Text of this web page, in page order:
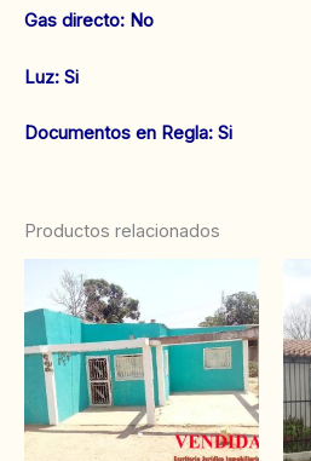
‌Gas directo: No
‌Luz: Si
‌‌Documentos en Regla: Si
Productos relacionados